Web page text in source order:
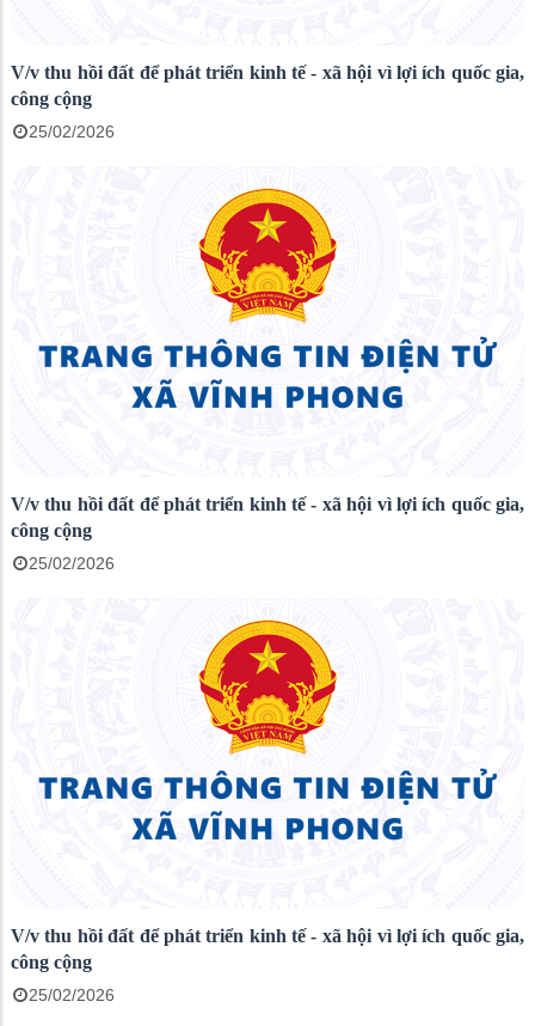
V/v thu hồi đất để phát triển kinh tế - xã hội vì lợi ích quốc gia,
công cộng
25/02/2026
V/v thu hồi đất để phát triển kinh tế - xã hội vì lợi ích quốc gia,
công cộng
25/02/2026
V/v thu hồi đất để phát triển kinh tế - xã hội vì lợi ích quốc gia,
công cộng
25/02/2026